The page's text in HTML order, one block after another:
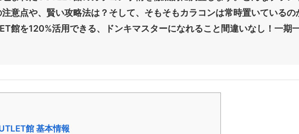
注意点や、賢い攻略法は？そして、そもそもカラコンは常時置いている
館を120%活用できる、ドンキマスターになれること間違いなし！一期
館 基本情報